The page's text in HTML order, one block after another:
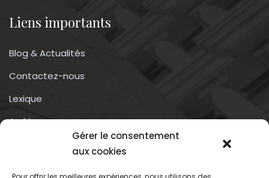
Gérer le consentement
aux cookies
Liens importants
Blog & Actualités
Contactez-nous
Lexique
Archives
Conditions générales d’utilisation